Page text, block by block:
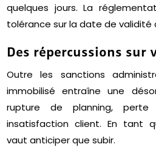
quelques jours. La
tolérance sur la date de validité
Des répercussions
Outre les sanctions
immobilisé entraîne une
rupture de planning, perte
insatisfaction client. En tant
vaut anticiper que subir.